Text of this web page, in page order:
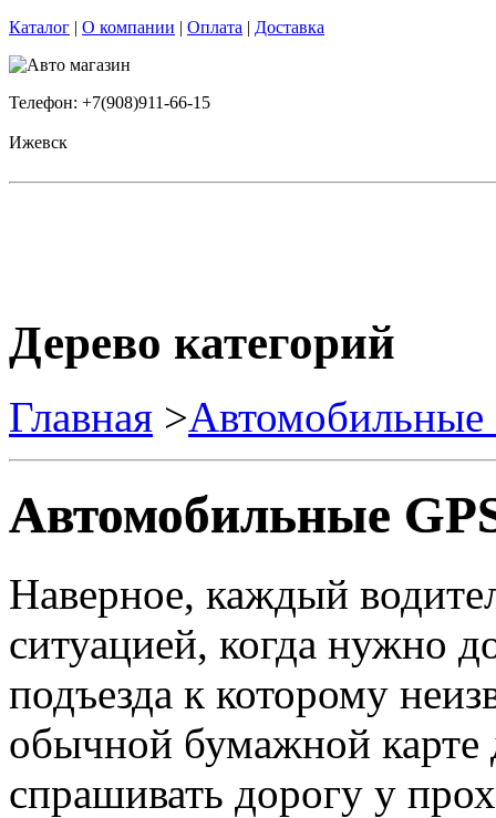
Каталог | О компании | Оплата | Доставка
Телефон: +7(908)911-66-15
Ижевск
Дерево категорий
Главная >Автомобильные
Автомобильные
Наверное, каждый
ситуацией, когда нужно
подъезда к которому
обычной бумажной карте
спрашивать дорогу у